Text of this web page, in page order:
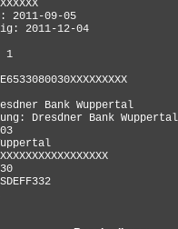
2011-09-05
2011-12-04
1
Bank Wuppertal
Dresdner Bank Wuppertal